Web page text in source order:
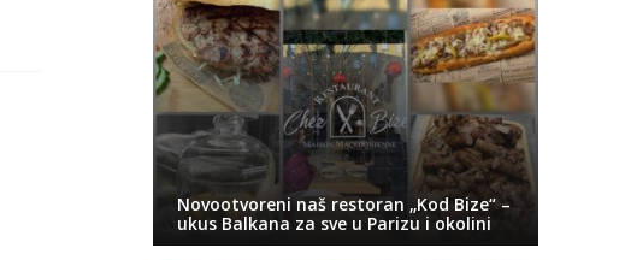
Novootvoreni naš restoran „Kod Bize“ –
ukus Balkana za sve u Parizu i okolini